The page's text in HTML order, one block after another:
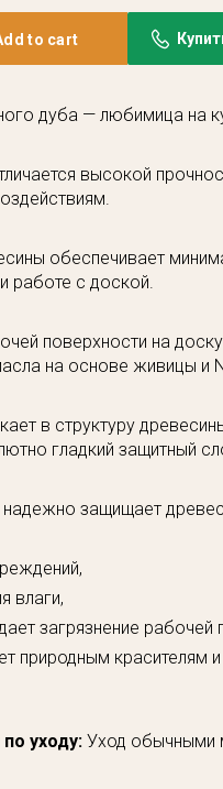
to cart
дуба — любимица на
высокой
обеспечивает
работе с доской.
поверхности на
на основе живицы и
в структуру
гладкий защитный
защищает
влаги,
загрязнение рабочей
природным красителям
уходу: Уход обычными